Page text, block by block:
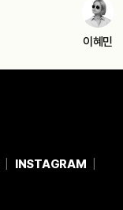
이혜민
INSTAGRAM